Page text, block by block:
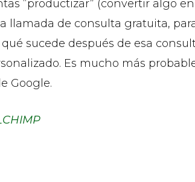
“productizar” (convertir algo
llamada de consulta gratuita,
sucede después de esa
Es mucho más
Google.